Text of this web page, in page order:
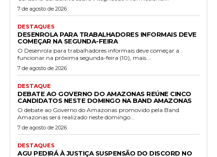
7 de agosto de 2026
DESTAQUES
DESENROLA PARA TRABALHADORES INFORMAIS DEVE
COMEÇAR NA SEGUNDA-FEIRA
O Desenrola para trabalhadores informais deve começar a
funcionar na próxima segunda-feira (10), mais...
7 de agosto de 2026
DESTAQUE
DEBATE AO GOVERNO DO AMAZONAS REÚNE CINCO
CANDIDATOS NESTE DOMINGO NA BAND AMAZONAS
O debate ao Governo do Amazonas promovido pela Band
Amazonas será realizado neste domingo...
7 de agosto de 2026
DESTAQUES
AGU PEDIRÁ À JUSTIÇA SUSPENSÃO DO DISCORD NO